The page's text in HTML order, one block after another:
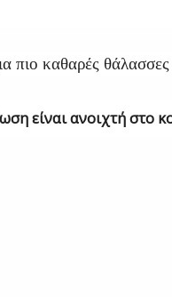
πιο καθαρές θάλασσες
είναι ανοιχτή στο